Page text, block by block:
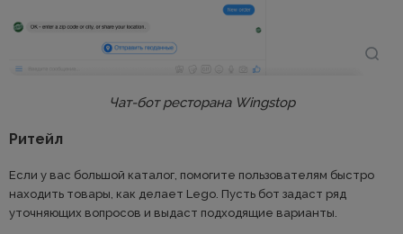
Чат-бот ресторана Wingstop
Ритейл
Если у вас большой каталог, помогите пользователям быстро
находить товары, как делает Lego. Пусть бот задаст ряд
уточняющих вопросов и выдаст подходящие варианты.